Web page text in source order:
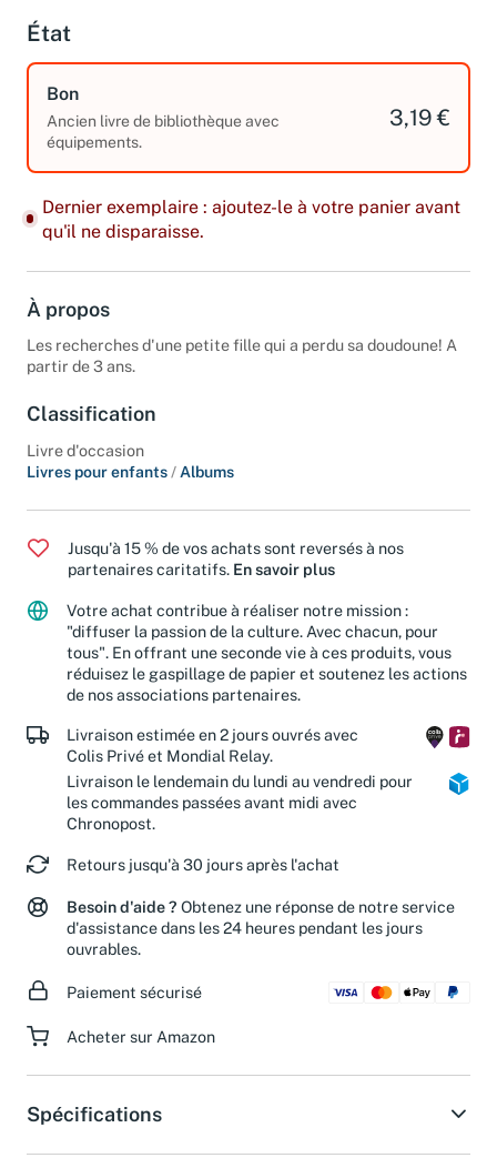
État
Bon
Ancien livre de bibliothèque avec
équipements.
3,19 €
Dernier exemplaire : ajoutez-le à votre panier avant
qu'il ne disparaisse.
À propos
Les recherches d'une petite fille qui a perdu sa doudoune! A
partir de 3 ans.
Classification
Livre d'occasion
Livres pour enfants / Albums
Jusqu'à 15 % de vos achats sont reversés à nos
partenaires caritatifs. En savoir plus
Votre achat contribue à réaliser notre mission :
"diffuser la passion de la culture. Avec chacun, pour
tous". En offrant une seconde vie à ces produits, vous
réduisez le gaspillage de papier et soutenez les actions
de nos associations partenaires.
Livraison estimée en 2 jours ouvrés avec
Colis Privé et Mondial Relay.
Livraison le lendemain du lundi au vendredi pour
les commandes passées avant midi avec
Chronopost.
Retours jusqu'à 30 jours après l'achat
Besoin d'aide ? Obtenez une réponse de notre service
d'assistance dans les 24 heures pendant les jours
ouvrables.
Paiement sécurisé
Acheter sur Amazon
Spécifications